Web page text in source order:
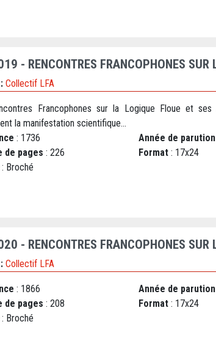
- RENCONTRES FRANCOPHONES
Collectif LFA
Francophones sur la Logique Floue et ses
la manifestation scientifique...
: 1736 Année de parution
de pages : 226 Format : 17x24
: Broché
- RENCONTRES FRANCOPHONES
Collectif LFA
: 1866 Année de parution
de pages : 208 Format : 17x24
: Broché